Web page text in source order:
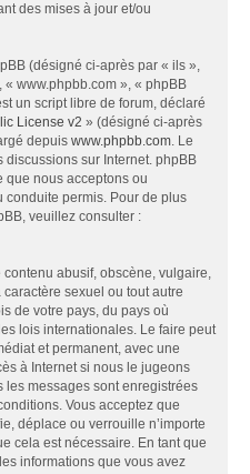
des mises à jour et/ou
(désigné ci-après par « ils »,
www.phpbb.com », « phpBB
un script libre de forum, déclaré
License v2 » (désigné ci-après
depuis www.phpbb.com. Le
discussions sur Internet. phpBB
que nous acceptons ou
conduite permis. Pour de plus
veuillez consulter :
abusif, obscène, vulgaire,
sexuel ou tout autre
de votre pays, du pays où
lois internationales. Le faire peut
et permanent, avec une
à Internet si nous le jugeons
les messages sont enregistrées
Vous acceptez que
déplace ou verrouille n’importe
cela est nécessaire. En tant que
informations que vous avez